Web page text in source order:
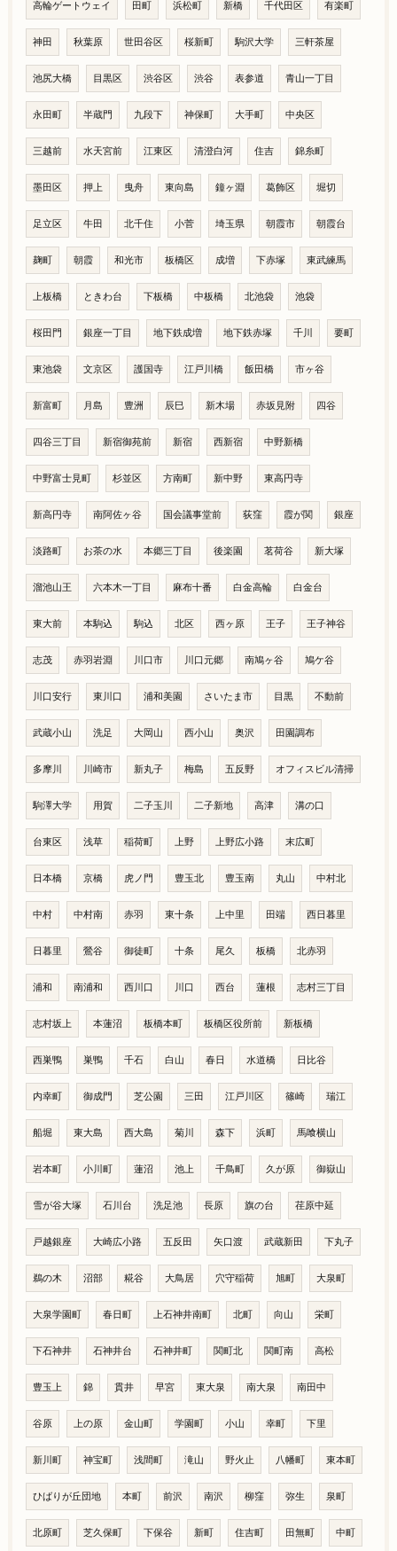
高輪ゲートウェイ 田町 浜松町 新橋 千代田区 有楽町
神田 秋葉原 世田谷区 桜新町 駒沢大学 三軒茶屋
池尻大橋 目黒区 渋谷区 渋谷 表参道 青山一丁目
永田町 半蔵門 九段下 神保町 大手町 中央区
三越前 水天宮前 江東区 清澄白河 住吉 錦糸町
墨田区 押上 曳舟 東向島 鐘ヶ淵 葛飾区 堀切
足立区 牛田 北千住 小菅 埼玉県 朝霞市 朝霞台
麹町 朝霞 和光市 板橋区 成増 下赤塚 東武練馬
上板橋 ときわ台 下板橋 中板橋 北池袋 池袋
桜田門 銀座一丁目 地下鉄成増 地下鉄赤塚 千川 要町
東池袋 文京区 護国寺 江戸川橋 飯田橋 市ヶ谷
新富町 月島 豊洲 辰巳 新木場 赤坂見附 四谷
四谷三丁目 新宿御苑前 新宿 西新宿 中野新橋
中野富士見町 杉並区 方南町 新中野 東高円寺
新高円寺 南阿佐ヶ谷 国会議事堂前 荻窪 霞が関 銀座
淡路町 お茶の水 本郷三丁目 後楽園 茗荷谷 新大塚
溜池山王 六本木一丁目 麻布十番 白金高輪 白金台
東大前 本駒込 駒込 北区 西ヶ原 王子 王子神谷
志茂 赤羽岩淵 川口市 川口元郷 南鳩ヶ谷 鳩ケ谷
川口安行 東川口 浦和美園 さいたま市 目黒 不動前
武蔵小山 洗足 大岡山 西小山 奥沢 田園調布
多摩川 川崎市 新丸子 梅島 五反野 オフィスビル清掃
駒澤大学 用賀 二子玉川 二子新地 高津 溝の口
台東区 浅草 稲荷町 上野 上野広小路 末広町
日本橋 京橋 虎ノ門 豊玉北 豊玉南 丸山 中村北
中村 中村南 赤羽 東十条 上中里 田端 西日暮里
日暮里 鶯谷 御徒町 十条 尾久 板橋 北赤羽
浦和 南浦和 西川口 川口 西台 蓮根 志村三丁目
志村坂上 本蓮沼 板橋本町 板橋区役所前 新板橋
西巣鴨 巣鴨 千石 白山 春日 水道橋 日比谷
内幸町 御成門 芝公園 三田 江戸川区 篠崎 瑞江
船堀 東大島 西大島 菊川 森下 浜町 馬喰横山
岩本町 小川町 蓮沼 池上 千鳥町 久が原 御嶽山
雪が谷大塚 石川台 洗足池 長原 旗の台 荏原中延
戸越銀座 大崎広小路 五反田 矢口渡 武蔵新田 下丸子
鵜の木 沼部 糀谷 大鳥居 穴守稲荷 旭町 大泉町
大泉学園町 春日町 上石神井南町 北町 向山 栄町
下石神井 石神井台 石神井町 関町北 関町南 高松
豊玉上 錦 貫井 早宮 東大泉 南大泉 南田中
谷原 上の原 金山町 学園町 小山 幸町 下里
新川町 神宝町 浅間町 滝山 野火止 八幡町 東本町
ひばりが丘団地 本町 前沢 南沢 柳窪 弥生 泉町
北原町 芝久保町 下保谷 新町 住吉町 田無町 中町